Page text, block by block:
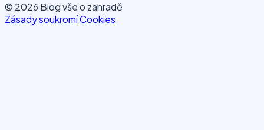
© 2026 Blog vše o zahradě
Zásady soukromíCookies